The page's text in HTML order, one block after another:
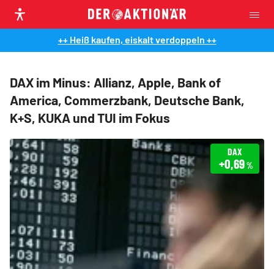
++ Heiß kaufen, eiskalt verdoppeln ++
DAX im Minus: Allianz, Apple, Bank of
America, Commerzbank, Deutsche Bank,
K+S, KUKA und TUI im Fokus
DAX
+0,69%